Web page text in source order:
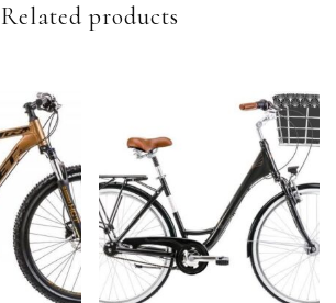
Related products